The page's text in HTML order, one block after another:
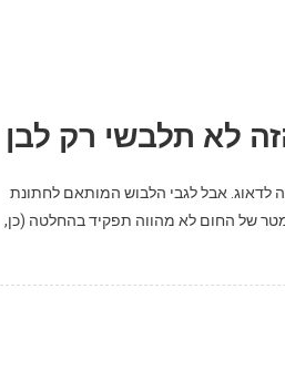
לא תלבשי רק לבן
לדאוג. אבל לגבי הלבוש המותאם לחתונת
של החום לא מהווה תפקיד בהחלטה (כן,